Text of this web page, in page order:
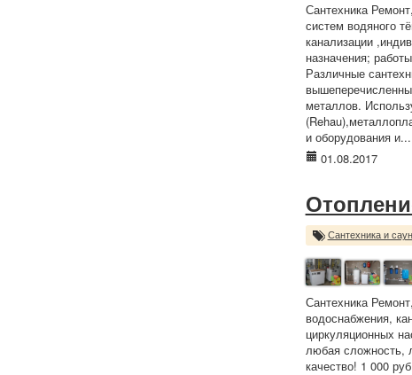
Сантехника
систем водяного
канализации
назначения;
Различные
металлов.
и оборудования и...
01.08.2017
Сантехника и
Сантехника
водоснабжения,
циркуляционных
любая сложность,
качество! 1 000